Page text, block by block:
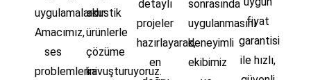
uygulamalardır.
Amacımız,
ses
problemlerini
akustik
ürünlerle
çözüme
kavuşturuyoruz.
detaylı
projeler
hazırlayarak,
en
sonrasında
uygulanmasını
deneyimli
ekibimiz
fiyat
garantisi
ile hızlı,